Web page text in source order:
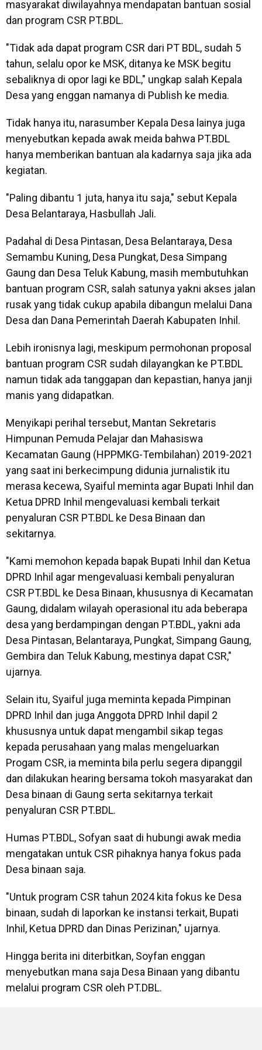
masyarakat diwilayahnya mendapatan bantuan sosial
dan program CSR PT.BDL.
"Tidak ada dapat program CSR dari PT BDL, sudah 5
tahun, selalu opor ke MSK, ditanya ke MSK begitu
sebaliknya di opor lagi ke BDL," ungkap salah Kepala
Desa yang enggan namanya di Publish ke media.
Tidak hanya itu, narasumber Kepala Desa lainya juga
menyebutkan kepada awak meida bahwa PT.BDL
hanya memberikan bantuan ala kadarnya saja jika ada
kegiatan.
"Paling dibantu 1 juta, hanya itu saja," sebut Kepala
Desa Belantaraya, Hasbullah Jali.
Padahal di Desa Pintasan, Desa Belantaraya, Desa
Semambu Kuning, Desa Pungkat, Desa Simpang
Gaung dan Desa Teluk Kabung, masih membutuhkan
bantuan program CSR, salah satunya yakni akses jalan
rusak yang tidak cukup apabila dibangun melalui Dana
Desa dan Dana Pemerintah Daerah Kabupaten Inhil.
Lebih ironisnya lagi, meskipum permohonan proposal
bantuan program CSR sudah dilayangkan ke PT.BDL
namun tidak ada tanggapan dan kepastian, hanya janji
manis yang didapatkan.
Menyikapi perihal tersebut, Mantan Sekretaris
Himpunan Pemuda Pelajar dan Mahasiswa
Kecamatan Gaung (HPPMKG-Tembilahan) 2019-2021
yang saat ini berkecimpung didunia jurnalistik itu
merasa kecewa, Syaiful meminta agar Bupati Inhil dan
Ketua DPRD Inhil mengevaluasi kembali terkait
penyaluran CSR PT.BDL ke Desa Binaan dan
sekitarnya.
"Kami memohon kepada bapak Bupati Inhil dan Ketua
DPRD Inhil agar mengevaluasi kembali penyaluran
CSR PT.BDL ke Desa Binaan, khususnya di Kecamatan
Gaung, didalam wilayah operasional itu ada beberapa
desa yang berdampingan dengan PT.BDL, yakni ada
Desa Pintasan, Belantaraya, Pungkat, Simpang Gaung,
Gembira dan Teluk Kabung, mestinya dapat CSR,"
ujarnya.
Selain itu, Syaiful juga meminta kepada Pimpinan
DPRD Inhil dan juga Anggota DPRD Inhil dapil 2
khususnya untuk dapat mengambil sikap tegas
kepada perusahaan yang malas mengeluarkan
Progam CSR, ia meminta bila perlu segera dipanggil
dan dilakukan hearing bersama tokoh masyarakat dan
Desa binaan di Gaung serta sekitarnya terkait
penyaluran CSR PT.BDL.
Humas PT.BDL, Sofyan saat di hubungi awak media
mengatakan untuk CSR pihaknya hanya fokus pada
Desa binaan saja.
"Untuk program CSR tahun 2024 kita fokus ke Desa
binaan, sudah di laporkan ke instansi terkait, Bupati
Inhil, Ketua DPRD dan Dinas Perizinan," ujarnya.
Hingga berita ini diterbitkan, Soyfan enggan
menyebutkan mana saja Desa Binaan yang dibantu
melalui program CSR oleh PT.DBL.